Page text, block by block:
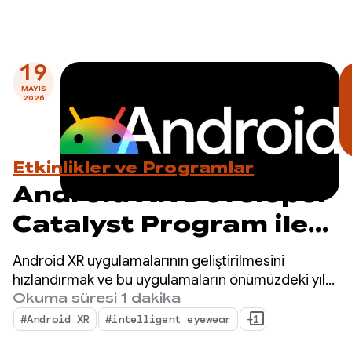
19
MAYIS
2026
Etkinlikler ve Programlar
Android XR Developer
Catalyst Program ile
geleceğe yönelik
geliştirmeler yapın.
Hemen başvurun.
Android XR uygulamalarının geliştirilmesini
hızlandırmak ve bu uygulamaların önümüzdeki yıl
içinde kullanıma sunulmasını sağlamak için özel
olarak tasarlanan Android XR Developer Catalyst
Programı'na başvuruları kabul etmeye başlıyoruz.
Okuma süresi 1 dakika
#Android XR #intelligent eyewear +1